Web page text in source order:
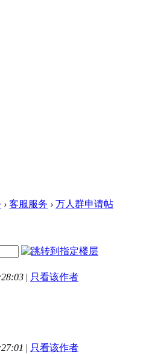
› 客服服务 › 万人群申请帖
| 只看该作者
| 只看该作者